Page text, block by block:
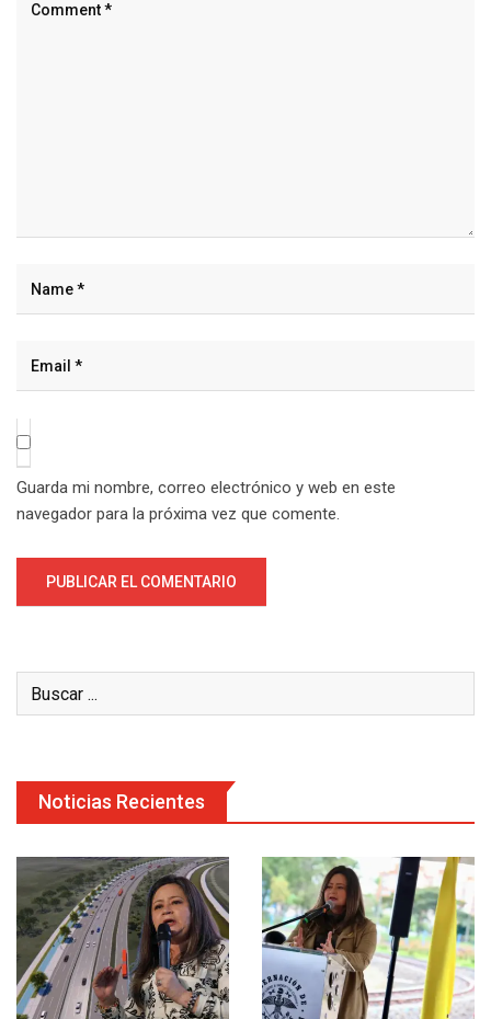
Guarda mi nombre, correo electrónico y web en este
navegador para la próxima vez que comente.
Noticias Recientes